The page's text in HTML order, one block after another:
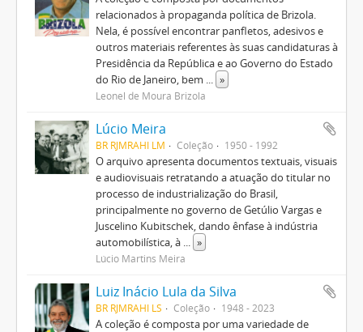
relacionados à propaganda política de Brizola.
Nela, é possível encontrar panfletos, adesivos e
outros materiais referentes às suas candidaturas à
Presidência da República e ao Governo do Estado
do Rio de Janeiro, bem ... »
Leonel de Moura Brizola
Lúcio Meira
BR RJMRAHI LM Coleção 1950 - 1992
O arquivo apresenta documentos textuais, visuais
e audiovisuais retratando a atuação do titular no
processo de industrialização do Brasil,
principalmente no governo de Getúlio Vargas e
Juscelino Kubitschek, dando ênfase à indústria
automobilística, à ... »
Lúcio Martins Meira
Luiz Inácio Lula da Silva
BR RJMRAHI LS Coleção 1948 - 2023
A coleção é composta por uma variedade de